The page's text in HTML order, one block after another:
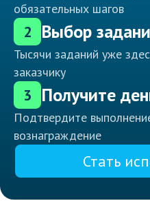
обязательных шагов
2 Выбор
Тысячи заданий уже
заказчику
3 Получите
Подтвердите
вознаграждение
Стать